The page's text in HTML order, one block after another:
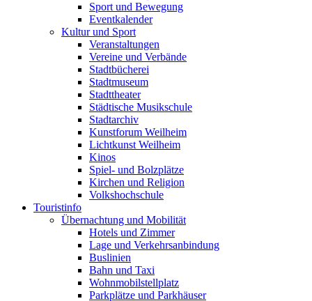
Sport und Bewegung
Eventkalender
Kultur und Sport
Veranstaltungen
Vereine und Verbände
Stadtbücherei
Stadtmuseum
Stadttheater
Städtische Musikschule
Stadtarchiv
Kunstforum Weilheim
Lichtkunst Weilheim
Kinos
Spiel- und Bolzplätze
Kirchen und Religion
Volkshochschule
Touristinfo
Übernachtung und Mobilität
Hotels und Zimmer
Lage und Verkehrsanbindung
Buslinien
Bahn und Taxi
Wohnmobilstellplatz
Parkplätze und Parkhäuser